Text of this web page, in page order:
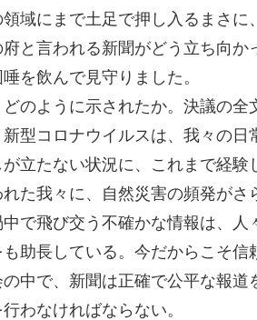
域にまで土足で押し入るまさに
と言われる新聞がどう立ち向か
を飲んで見守りました。
のように示されたか。決議の全
型コロナウイルスは、我々の日
立たない状況に、これまで経
た我々に、自然災害の頻発がさ
で飛び交う不確かな情報は、人
助長している。今だからこそ信
中で、新聞は正確で公平な報道
わなければならない。